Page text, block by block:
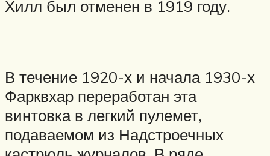
Хилл был отменен в 1919 году.
В течение 1920-х и начала 1930-х
Фарквхар переработан эта
винтовка в легкий пулемет,
подаваемом из Надстроечных